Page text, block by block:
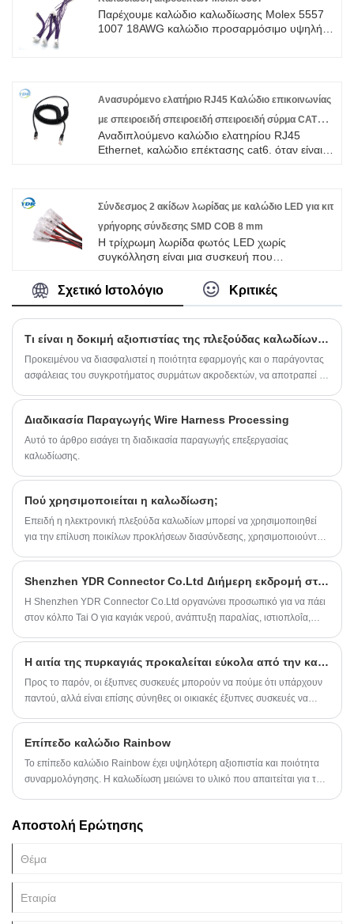
της Ασίας, της Ευρώπης και της Αμερικής.
Περιμένουμε να γίνουμε ο μακροπρόθεσμος
Παρέχουμε καλώδιο καλωδίωσης Molex 5557
1007 18AWG καλώδιο προσαρμόσιμο υψηλής
της Ασίας, της Ευρώπης και της Αμερικής.
Περιμένουμε να γίνουμε ο μακροπρόθεσμος
συνεργάτης σας στην Κίνα.
Ανασυρόμενο ελατήριο RJ45 Καλώδιο επικοινωνίας
με σπειροειδή σπειροειδή σπειροειδή σύρμα CAT6
UTP ανθεκτικό στη γήρανση Ethernet
Αναδιπλούμενο καλώδιο ελατηρίου RJ45
Ethernet, καλώδιο επέκτασης cat6. όταν είναι
και δεν έχει τύλιγμα, (μήκος τεντώματος:
2,5M/8,2Ft) όσο θέλετε να το τεντώσετε, είναι
πιο βολικό και τακτοποιημένο στη χρήση.
Σύνδεσμος 2 ακίδων λωρίδας με καλώδιο LED για κιτ
γρήγορης σύνδεσης SMD COB 8 mm
Η τρίχρωμη λωρίδα φωτός LED χωρίς
συγκόλληση είναι μια συσκευή που
έγχρωμων λωρίδων φωτός LED.
Σχετικό Ιστολόγιο Κριτικές
Τι είναι η δοκιμή αξιοπιστίας της πλεξούδας καλωδίων ακροδεκτών;
Προκειμένου να διασφαλιστεί η ποιότητα εφαρμογής και ο παράγοντας
ασφάλειας του συγκροτήματος συρμάτων ακροδεκτών, να αποτραπεί η
βύσματος και έλξης, δοκιμή αντοχής, δοκιμή αντίστασης μόνωσης,
δοκιμή κραδασμών, δοκιμή μηχανικής κρούσης, δοκιμή κρούσης κρύου
και θερμότητας, δοκιμή διάβρωσης μεικτού αερίου κ.λπ.
Διαδικασία Παραγωγής Wire Harness Processing
Αυτό το άρθρο εισάγει τη διαδικασία παραγωγής επεξεργασίας
καλωδίωσης.
Πού χρησιμοποιείται η καλωδίωση;
Επειδή η ηλεκτρονική πλεξούδα καλωδίων μπορεί να χρησιμοποιηθεί
για την επίλυση ποικίλων προκλήσεων διασύνδεσης, χρησιμοποιούνται
Παρακάτω, ο μηχανικός σύνδεσης της Shenzhen YDR Connector
Co.Ltd θα εισαγάγει 8 βιομηχανίες εφαρμογής ηλεκτρονικών καλωδίων.
Shenzhen YDR Connector Co.Ltd Διήμερη εκδρομή στον κόλπο Tai O
Η Shenzhen YDR Connector Co.Ltd οργανώνει προσωπικό για να πάει
στον κόλπο Tai O για καγιάκ νερού, ανάπτυξη παραλίας, ιστιοπλοΐα,
Η αιτία της πυρκαγιάς προκαλείται εύκολα από την κατώτερη ηλεκτρονική καλωδίωση
Προς το παρόν, οι έξυπνες συσκευές μπορούν να πούμε ότι υπάρχουν
παντού, αλλά είναι επίσης σύνηθες οι οικιακές έξυπνες συσκευές να
Επίπεδο καλώδιο Rainbow
Το επίπεδο καλώδιο Rainbow έχει υψηλότερη αξιοπιστία και ποιότητα
συναρμολόγησης. Η καλωδίωση μειώνει το υλικό που απαιτείται για την
ηλεκτρονική συσκευασία, έτσι ώστε η καλωδίωση να παρέχει υψηλότερη
Αποστολή Ερώτησης